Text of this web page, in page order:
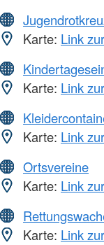
Karte: Link
Karte: Link
Karte: Link
Ortsvereine
Karte: Link
Karte: Link